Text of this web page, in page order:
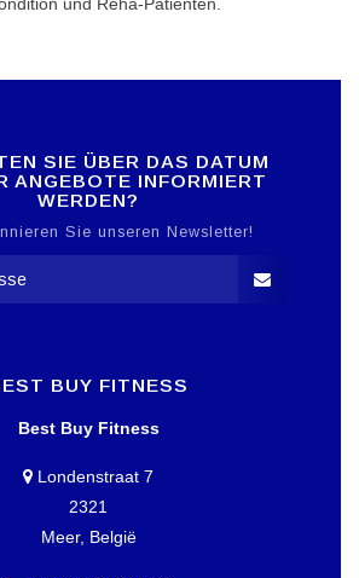
und Reha-Patienten.
SIE ÜBER DAS DATUM
ANGEBOTE INFORMIERT
WERDEN?
Sie unseren Newsletter!
BUY FITNESS
Best Buy Fitness
Londenstraat 7
2321
Meer, België